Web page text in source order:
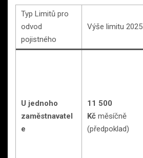
Typ Limitů pro
odvod
pojistného
Výše limitu 2025
U jednoho
zaměstnavatel
e
11 500
Kč měsíčně
(předpoklad)